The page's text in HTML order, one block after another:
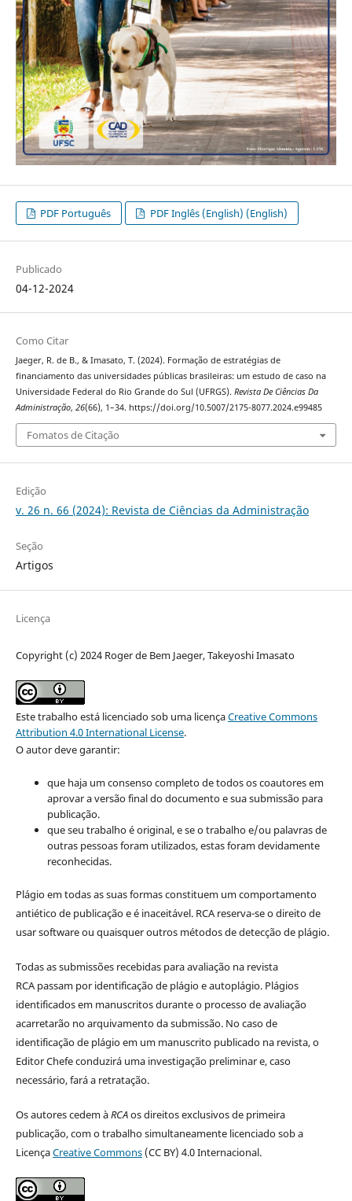
PDF Português PDF Inglês (English) (English)
Publicado
04-12-2024
Como Citar
Jaeger, R. de B., & Imasato, T. (2024). Formação de estratégias de
financiamento das universidades públicas brasileiras: um estudo de caso na
Universidade Federal do Rio Grande do Sul (UFRGS). Revista De Ciências Da
Administração, 26(66), 1–34. https://doi.org/10.5007/2175-8077.2024.e99485
Fomatos de Citação
Edição
v. 26 n. 66 (2024): Revista de Ciências da Administração
Seção
Artigos
Licença
Copyright (c) 2024 Roger de Bem Jaeger, Takeyoshi Imasato
Este trabalho está licenciado sob uma licençaCreative Commons
Attribution 4.0 International License.
O autor deve garantir:
que haja um consenso completo de todos os coautores em
aprovar a versão final do documento e sua submissão para
publicação.
que seu trabalho é original, e se o trabalho e/ou palavras de
outras pessoas foram utilizados, estas foram devidamente
reconhecidas.
Plágio em todas as suas formas constituem um comportamento
antiético de publicação e é inaceitável. RCA reserva-se o direito de
usar software ou quaisquer outros métodos de detecção de plágio.
Todas as submissões recebidas para avaliação na revista
RCA passam por identificação de plágio e autoplágio. Plágios
identificados em manuscritos durante o processo de avaliação
acarretarão no arquivamento da submissão. No caso de
identificação de plágio em um manuscrito publicado na revista, o
Editor Chefe conduzirá uma investigação preliminar e, caso
necessário, fará a retratação.
Os autores cedem àRCAos direitos exclusivos de primeira
publicação, com o trabalho simultaneamente licenciado sob a
LicençaCreative Commons(CC BY) 4.0 Internacional.